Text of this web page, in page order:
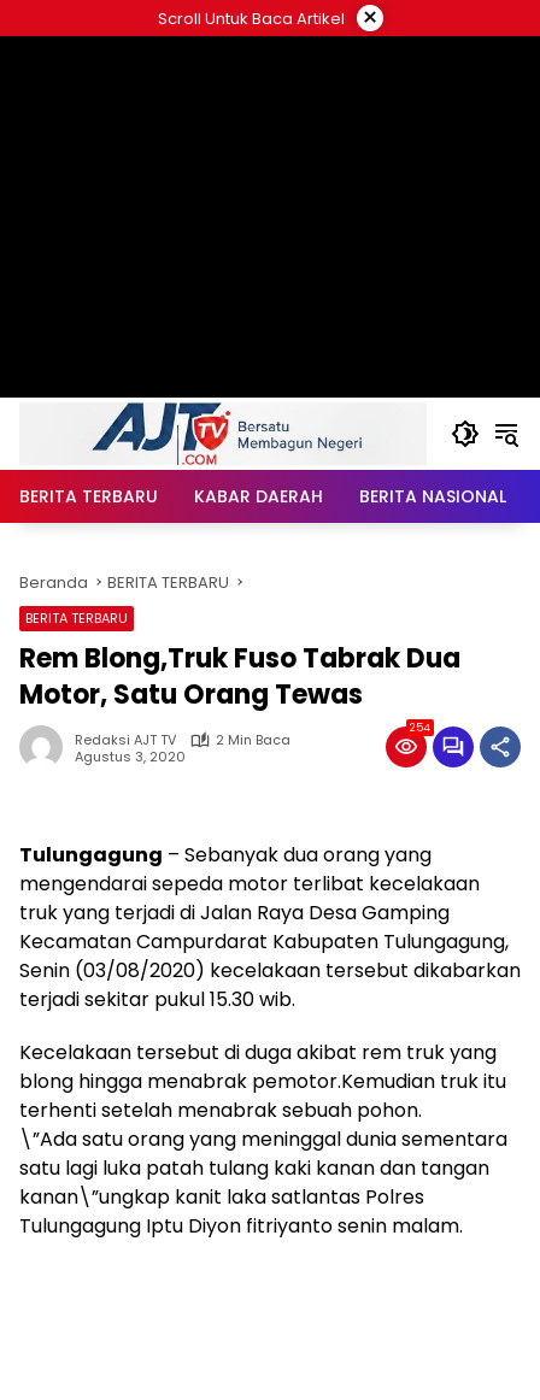
ke
Scroll Untuk Baca Artikel ×
BERITA TERBARU KABAR DAERAH BERITA NASIONAL
Beranda BERITA TERBARU
BERITA TERBARU
Rem Blong,Truk Fuso Tabrak Dua
Motor, Satu Orang Tewas
Redaksi AJT TV
2 Min Baca
Agustus 3, 2020
254
Tulungagung – Sebanyak dua orang yang
mengendarai sepeda motor terlibat kecelakaan
truk yang terjadi di Jalan Raya Desa Gamping
Kecamatan Campurdarat Kabupaten Tulungagung,
Senin (03/08/2020) kecelakaan tersebut dikabarkan
terjadi sekitar pukul 15.30 wib.
Kecelakaan tersebut di duga akibat rem truk yang
blong hingga menabrak pemotor.Kemudian truk itu
terhenti setelah menabrak sebuah pohon.
\”Ada satu orang yang meninggal dunia sementara
satu lagi luka patah tulang kaki kanan dan tangan
kanan\”ungkap kanit laka satlantas Polres
Tulungagung Iptu Diyon fitriyanto senin malam.